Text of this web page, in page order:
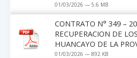
01/03/2026 — 5.6 MB
CONTRATO N° 349 –
RECUPERACION DE
HUANCAYO DE LA
01/03/2026 — 892 KB